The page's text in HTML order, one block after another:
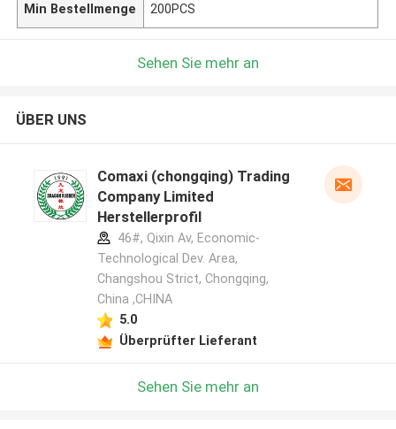
Min Bestellmenge 200PCS
Sehen Sie mehr an
ÜBER UNS
Comaxi (chongqing) Trading
Company Limited
Herstellerprofil
46#, Qixin Av, Economic-
Technological Dev. Area,
Changshou Strict, Chongqing,
China ,CHINA
5.0
Überprüfter Lieferant
Sehen Sie mehr an